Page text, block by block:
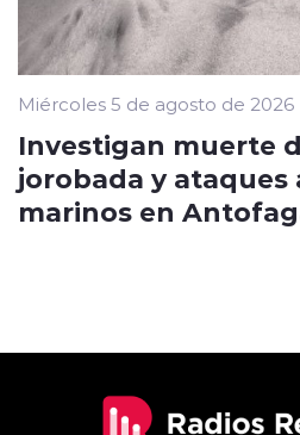
Miércoles 5 de agosto de 2026
Investigan muerte
jorobada y ataques
marinos en